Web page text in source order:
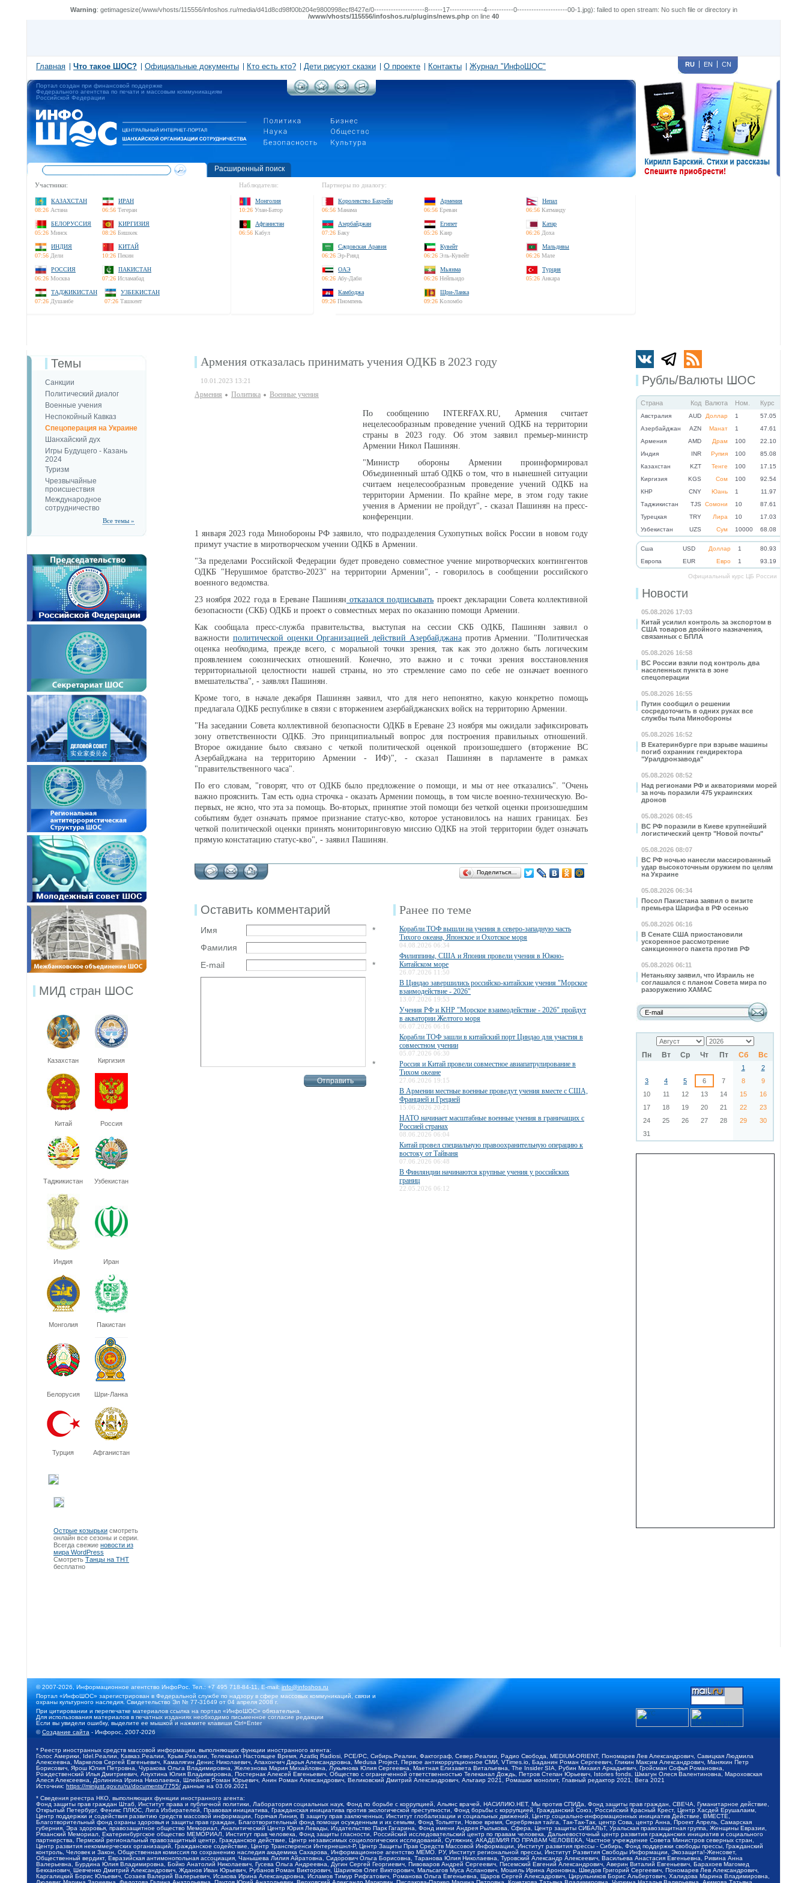
Warning: getimagesize(/www/vhosts/115556/infoshos.ru/media/d41d8cd98f00b204e9800998ecf8427e/0---------------------8------17--------------4-----------0---------------------00-1.jpg): failed to open stream: No such file or directory in
/www/vhosts/115556/infoshos.ru/plugins/news.php on line 40
Главная Что такое ШОС? Официальные документы Кто есть кто? Дети рисуют сказки О проекте Контакты Журнал "ИнфоШОС" RU EN CN
Портал создан при финансовой поддержке
Федерального агентства по печати и массовым коммуникациям
Российской Федерации
Расширенный поиск
Участники:
КАЗАХСТАН
08:26 Астана
ИРАН
06:56 Тегеран
БЕЛОРУССИЯ
05:26 Минск
КИРГИЗИЯ
08:26 Бишкек
ИНДИЯ
07:56 Дели
КИТАЙ
10:26 Пекин
РОССИЯ
06:26 Москва
ПАКИСТАН
07:26 Исламабад
ТАДЖИКИСТАН
07:26 Душанбе
УЗБЕКИСТАН
07:26 Ташкент
Наблюдатели:
Монголия
10:26 Улан-Батор
Афганистан
06:56 Кабул
Партнеры по диалогу:
Королевство Бахрейн
06:56 Манама
Армения
06:56 Ереван
Непал
06:56 Катманду
Азербайджан
07:26 Баку
Египет
05:26 Каир
Катар
06:26 Доха
Саудовская Аравия
06:26 Эр-Рияд
Кувейт
06:26 Эль-Кувейт
Мальдивы
06:26 Мале
ОАЭ
06:26 Абу-Даби
Мьянма
06:26 Нейпьидо
Турция
05:26 Анкара
Камбоджа
09:26 Пномпень
Шри-Ланка
09:26 Коломбо
Рубль/Валюты ШОС
Страна Код Валюта Ном. Курс
Австралия AUD Доллар 1
57.05
Азербайджан
AZN Манат 1
47.61
Армения
AMD Драм 100
22.10
Индия
INR Рупия 100
85.08
Казахстан
KZT Тенге 100
17.15
Киргизия
KGS Сом 100
92.54
КНР
CNY Юань 1
11.97
Таджикистан
TJS Сомони 10
87.61
Турецкая
TRY Лира 10
17.03
Узбекистан
UZS Сум 10000 68.08
Cша USD Доллар 1
80.93
Eвропа
EUR Евро 1 93.19
Официальный курс ЦБ России
Новости
05.08.2026 17:03
Китай усилил контроль за экспортом в
США товаров двойного назначения,
связанных с БПЛА
05.08.2026 16:58
ВС России взяли под контроль два
населенных пункта в зоне
спецоперации
05.08.2026 16:55
Путин сообщил о решении
сосредоточить в одних руках все
службы тыла Минобороны
05.08.2026 16:52
В Екатеринбурге при взрыве машины
погиб охранник гендиректора
"Уралдронзавода"
05.08.2026 08:52
Над регионами РФ и акваториями морей
за ночь поразили 475 украинских
дронов
05.08.2026 08:45
ВС РФ поразили в Киеве крупнейший
логистический центр "Новой почты"
05.08.2026 08:07
ВС РФ ночью нанесли массированный
удар высокоточным оружием по целям
на Украине
05.08.2026 06:34
Посол Пакистана заявил о визите
премьера Шарифа в РФ осенью
05.08.2026 06:16
В Сенате США приостановили
ускоренное рассмотрение
санкционного пакета против РФ
05.08.2026 06:11
Нетаньяху заявил, что Израиль не
соглашался с планом Совета мира по
разоружению ХАМАС
Пн Вт Ср Чт Пт Сб Вс
1
2
3
4 5 6 7 8
9
10
11 12 13 14 15
16
17
18 19 20 21 22
23
24
25 26 27 28 29
30
31
Темы
Санкции
Политический диалог
Военные учения
Неспокойный Кавказ
Спецоперация на Украине
Шанхайский дух
Игры Будущего - Казань
2024
Туризм
Чрезвычайные
происшествия
Международное
сотрудничество
Все темы »
МИД стран ШОС
Казахстан Киргизия
Китай Россия
Таджикистан Узбекистан
Индия Иран
Монголия Пакистан
Белорусия Шри-Ланка
Турция Афганистан
Острые козырьки смотреть
онлайн все сезоны и серии.
Всегда свежие новости из
мира WordPress
Смотреть Танцы на ТНТ
бесплатно
Армения отказалась принимать учения ОДКБ в 2023 году
10.01.2023 13:21
Армения Политика Военные учения
По сообщению INTERFAX.RU, Армения считает
нецелесообразным проведение учений ОДКБ на территории
страны в 2023 году. Об этом заявил премьер-министр
Армении Никол Пашинян.
"Министр обороны Армении проинформировал
Объединенный штаб ОДКБ о том, что в нынешней ситуации
считаем нецелесообразным проведение учений ОДКБ на
территории Армении. По крайне мере, в этом году такие
учения в Армении не пройдут", - сказал Пашинян на пресс-
конференции.
1 января 2023 года Минобороны РФ заявило, что подразделения Сухопутных войск России в новом году
примут участие в миротворческом учении ОДКБ в Армении.
"За пределами Российской Федерации будет проведено совместное учение миротворческих контингентов
ОДКБ "Нерушимое братство-2023" на территории Армении", - говорилось в сообщении российского
военного ведомства.
23 ноября 2022 года в Ереване Пашинян отказался подписывать проект декларации Совета коллективной
безопасности (СКБ) ОДКБ и проект о совместных мерах по оказанию помощи Армении.
Как сообщала пресс-служба правительства, выступая на сессии СКБ ОДКБ, Пашинян заявил о
важности политической оценки Организацией действий Азербайджанапротив Армении. "Политическая
оценка необходима, прежде всего, с моральной точки зрения, так как это должно быть логическим
проявлением союзнических отношений. Конечно, это важно и с точки зрения восстановления
территориальной целостности нашей страны, но это стремление само по себе не означает военного
вмешательства", - заявлял Пашинян.
Кроме того, в начале декабря Пашинян заявил, что для него непонятно, какую конкретно помощь
предлагала ОДКБ республике в связи с вторжением азербайджанских войск на территорию Армении.
"На заседании Совета коллективной безопасности ОДКБ в Ереване 23 ноября мы ожидали зафиксировать
зону ответственности ОДКБ. Это принципиальный вопрос для построения правильных отношений.
Второе ожидание было связано с четкой политической оценкой произошедшего (вторжение ВС
Азербайджана на территорию Армении - ИФ)", - сказал Пашинян в парламенте в рамках
"правительственного часа".
По его словам, "говорят, что от ОДКБ было предложение о помощи, и мы от нее отказались". "Очень
важно прояснить. Там есть одна строчка - оказать Армении помощь, в том числе военно-техническую. Во-
первых, не ясно, что эта за помощь. Во-вторых, принятие этой помощи без четкой оценки произошедшим
событиям будет означать прямое признание статус-кво, которое установилось на наших границах. Без
четкой политической оценки принять мониторинговую миссию ОДКБ на этой территории будет означать
прямую констатацию статус-кво", - заявил Пашинян.
Поделиться…
Оставить комментарий
Имя
*
Фамилия
E-mail
*
*
Ранее по теме
Корабли ТОФ вышли на учения в северо-западную часть
Тихого океана, Японское и Охотское моря
04.08.2026 06:34
Филиппины, США и Япония провели учения в Южно-
Китайском море
26.07.2026 11:50
В Циндао завершились российско-китайские учения "Морское
взаимодействие - 2026"
13.07.2026 19:53
Учения РФ и КНР "Морское взаимодействие - 2026" пройдут
в акватории Желтого моря
06.07.2026 06:16
Корабли ТОФ зашли в китайский порт Циндао для участия в
совместном учении
05.07.2026 06:30
Россия и Китай провели совместное авиапатрулирование в
Тихом океане
27.06.2026 19:15
В Армении местные военные проведут учения вместе с США,
Францией и Грецией
15.06.2026 20:21
НАТО начинает масштабные военные учения в граничащих с
Россией странах
08.06.2026 06:04
Китай провел специальную правоохранительную операцию к
востоку от Тайваня
07.06.2026 06:48
В Финляндии начинаются крупные учения у российских
границ
22.05.2026 06:12
© 2007-2026, Информационное агентство ИнфоРос. Тел.: +7 495 718-84-11, E-mail:info@infoshos.ru
Портал «ИнфоШОС» зарегистрирован в Федеральной службе по надзору в сфере массовых коммуникаций, связи и
охраны культурного наследия. Свидетельство Эл № 77-31649 от 04 апреля 2008 г.
При цитировании и перепечатке материалов ссылка на портал «ИнфоШОС» обязательна.
Для использования материалов в печатных изданиях необходимо письменное согласие редакции
Если вы увидели ошибку, выделите ее мышкой и нажмите клавиши Ctrl+Enter
©Создание сайта - Инфорос, 2007-2026
* Реестр иностранных средств массовой информации, выполняющих функции иностранного агента:
Голос Америки, Idel.Реалии, Кавказ.Реалии, Крым.Реалии, Телеканал Настоящее Время, Azatliq Radiosi, PCE/PC, Сибирь.Реалии, Фактограф, Север.Реалии, Радио Свобода, MEDIUM-ORIENT, Пономарев Лев Александрович, Савицкая Людмила
Алексеевна, Маркелов Сергей Евгеньевич, Камалягин Денис Николаевич, Апахончич Дарья Александровна, Medusa Project, Первое антикоррупционное СМИ, VTimes.io, Баданин Роман Сергеевич, Гликин Максим Александрович, Маняхин Петр
Борисович, Ярош Юлия Петровна, Чуракова Ольга Владимировна, Железнова Мария Михайловна, Лукьянова Юлия Сергеевна, Маетная Елизавета Витальевна, The Insider SIA, Рубин Михаил Аркадьевич, Гройсман Софья Романовна,
Рождественский Илья Дмитриевич, Апухтина Юлия Владимировна, Постернак Алексей Евгеньевич, Общество с ограниченной ответственностью Телеканал Дождь, Петров Степан Юрьевич, Istories fonds, Шмагун Олеся Валентиновна, Мароховская
Алеся Алексеевна, Долинина Ирина Николаевна, Шлейнов Роман Юрьевич, Анин Роман Александрович, Великовский Дмитрий Александрович, Альтаир 2021, Ромашки монолит, Главный редактор 2021, Вега 2021
Источник: https://minjust.gov.ru/ru/documents/7755/ данные на 03.09.2021
* Сведения реестра НКО, выполняющих функции иностранного агента:
Фонд защиты прав граждан Штаб, Институт права и публичной политики, Лаборатория социальных наук, Фонд по борьбе с коррупцией, Альянс врачей, НАСИЛИЮ.НЕТ, Мы против СПИДа, Фонд защиты прав граждан, СВЕЧА, Гуманитарное действие,
Открытый Петербург, Феникс ПЛЮС, Лига Избирателей, Правовая инициатива, Гражданская инициатива против экологической преступности, Фонд борьбы с коррупцией, Гражданский Союз, Российский Красный Крест, Центр Хасдей Ерушалаим,
Центр поддержки и содействия развитию средств массовой информации, Горячая Линия, В защиту прав заключенных, Институт глобализации и социальных движений, Центр социально-информационных инициатив Действие, ВМЕСТЕ,
Благотворительный фонд охраны здоровья и защиты прав граждан, Благотворительный фонд помощи осужденным и их семьям, Фонд Тольятти, Новое время, Серебряная тайга, Так-Так-Так, центр Сова, центр Анна, Проект Апрель, Самарская
губерния, Эра здоровья, правозащитное общество Мемориал, Аналитический Центр Юрия Левады, Издательство Парк Гагарина, Фонд имени Андрея Рылькова, Сфера, Центр защиты СИБАЛЬТ, Уральская правозащитная группа, Женщины Евразии,
Рязанский Мемориал, Екатеринбургское общество МЕМОРИАЛ, Институт прав человека, Фонд защиты гласности, Российский исследовательский центр по правам человека, Дальневосточный центр развития гражданских инициатив и социального
партнерства, Пермский региональный правозащитный центр, Гражданское действие, Центр независимых социологических исследований, Сутяжник, АКАДЕМИЯ ПО ПРАВАМ ЧЕЛОВЕКА, Частное учреждение Совета Министров северных стран,
Центр развития некоммерческих организаций, Гражданское содействие, Центр Трансперенси Интернешнл-Р, Центр Защиты Прав Средств Массовой Информации, Институт развития прессы - Сибирь, Фонд поддержки свободы прессы, Гражданский
контроль, Человек и Закон, Общественная комиссия по сохранению наследия академика Сахарова, Информационное агентство МЕМО. РУ, Институт региональной прессы, Институт Развития Свободы Информации, Экозащита!-Женсовет,
Общественный вердикт, Евразийская антимонопольная ассоциация, Чанышева Лилия Айратовна, Сидорович Ольга Борисовна, Таранова Юлия Николаевна, Туровский Александр Алексеевич, Васильева Анастасия Евгеньевна, Ривина Анна
Валерьевна, Бурдина Юлия Владимировна, Бойко Анатолий Николаевич, Гусева Ольга Андреевна, Дугин Сергей Георгиевич, Пивоваров Андрей Сергеевич, Писемский Евгений Александрович, Аверин Виталий Евгеньевич, Барахоев Магомед
Бекханович, Шевченко Дмитрий Александрович, Жданов Иван Юрьевич, Рубанов Роман Викторович, Шарипков Олег Викторович, Мальсагов Муса Асланович, Мошель Ирина Ароновна, Шведов Григорий Сергеевич, Пономарев Лев Александрович,
Каргалицкий Борис Юльевич, Созаев Валерий Валерьевич, Исакова Ирина Александровна, Исламов Тимур Рифгатович, Романова Ольга Евгеньевна, Щаров Сергей Алексадрович, Цирульников Борис Альбертович, Халидова Марина Владимировна,